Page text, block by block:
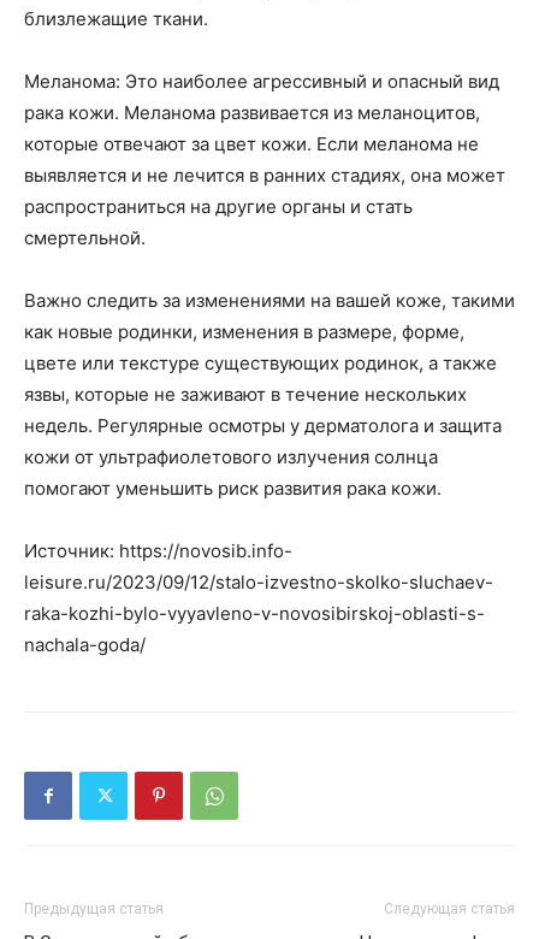
близлежащие ткани.
Меланома: Это наиболее агрессивный и опасный вид
рака кожи. Меланома развивается из меланоцитов,
которые отвечают за цвет кожи. Если меланома не
выявляется и не лечится в ранних стадиях, она может
распространиться на другие органы и стать
смертельной.
Важно следить за изменениями на вашей коже, такими
как новые родинки, изменения в размере, форме,
цвете или текстуре существующих родинок, а также
язвы, которые не заживают в течение нескольких
недель. Регулярные осмотры у дерматолога и защита
кожи от ультрафиолетового излучения солнца
помогают уменьшить риск развития рака кожи.
Источник: https://novosib.info-
leisure.ru/2023/09/12/stalo-izvestno-skolko-sluchaev-
raka-kozhi-bylo-vyyavleno-v-novosibirskoj-oblasti-s-
nachala-goda/
Предыдущая статья Следующая статья